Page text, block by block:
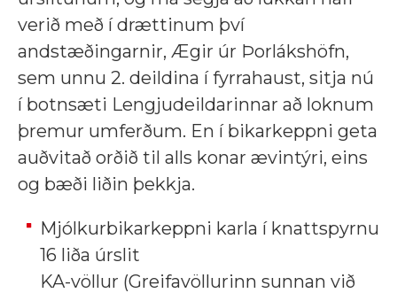
verið með í drættinum því
andstæðingarnir, Ægir úr Þorlákshöfn,
sem unnu 2. deildina í fyrrahaust, sitja nú
í botnsæti Lengjudeildarinnar að loknum
þremur umferðum. En í bikarkeppni geta
auðvitað orðið til alls konar ævintýri, eins
og bæði liðin þekkja.
Mjólkurbikarkeppni karla í knattspyrnu
16 liða úrslit
KA-völlur (Greifavöllurinn sunnan við